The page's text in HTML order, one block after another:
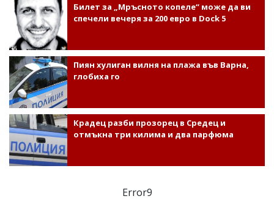
Билет за „Мръсното копеле“ може да ви
спечели вечеря за 200 евро в Dock 5
Пиян хулиган вилня на плажа във Варна,
глобиха го
Крадец разби прозорец в Средец и
отмъкна три килима и два парфюма
Error9